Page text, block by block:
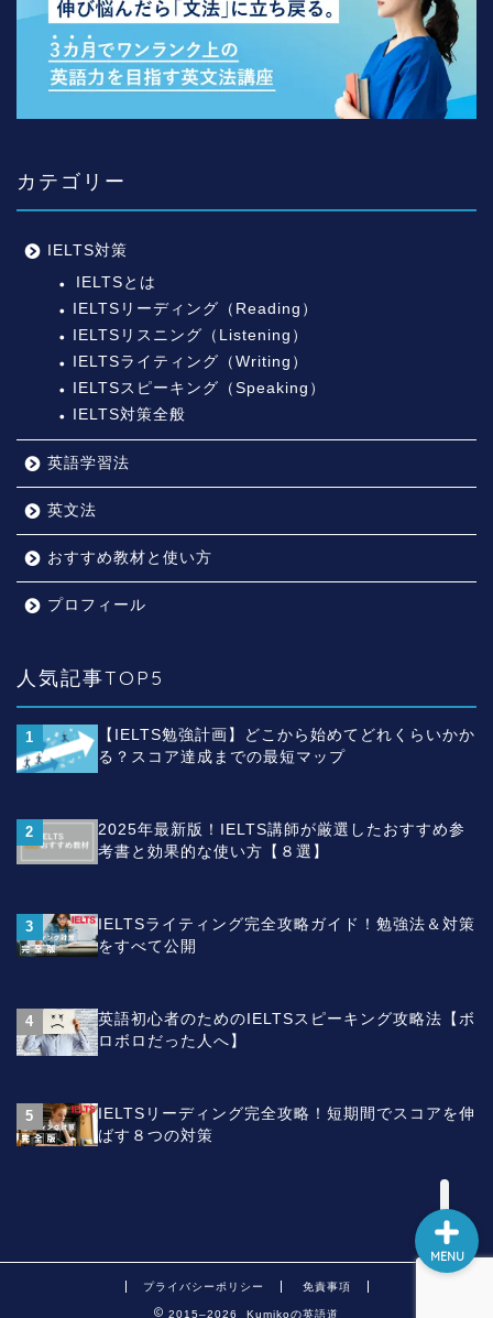
カテゴリー
IELTS対策
IELTSとは
IELTSリーディング（Reading）
IELTSリスニング（Listening）
IELTSライティング（Writing）
IELTSスピーキング（Speaking）
IELTS対策全般
英語学習法
英文法
おすすめ教材と使い方
プロフィール
人気記事TOP5
1
【IELTS勉強計画】どこから始めてどれくらいかか
る？スコア達成までの最短マップ
2
2025年最新版！IELTS講師が厳選したおすすめ参
考書と効果的な使い方【８選】
3
IELTSライティング完全攻略ガイド！勉強法＆対策
をすべて公開
4
英語初心者のためのIELTSスピーキング攻略法【ボ
ロボロだった人へ】
5
IELTSリーディング完全攻略！短期間でスコアを伸
ばす８つの対策
プライバシーポリシー 免責事項
2015–2026 Kumikoの英語道
MENU
IELTSとは
（単語）
英語学習法